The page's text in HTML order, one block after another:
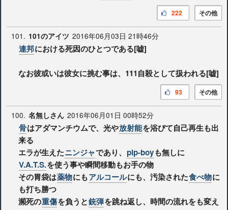
その他
222
101. 101のアイツ 2016年06月03日 21時46分
連邦における死因のひとつである[嘘]
なお彼或いは彼女に挑む事は、111自殺として扱われる[嘘]
その他
93
100. 名無しさん 2016年06月01日 00時52分
骨はアダマンチウムで、光や放射能を浴びて自己再生も出
来る
エラが生えたニンジャであり、 pip-boyも無しに
V.A.T.S.を使う事や瞬間移動もお手の物
その胃袋は薬物にもアルコールにも、汚染された食べ物に
も打ち勝つ
瀕死の重傷を負うと銃弾を跳ね返し、時間の流れをも変え